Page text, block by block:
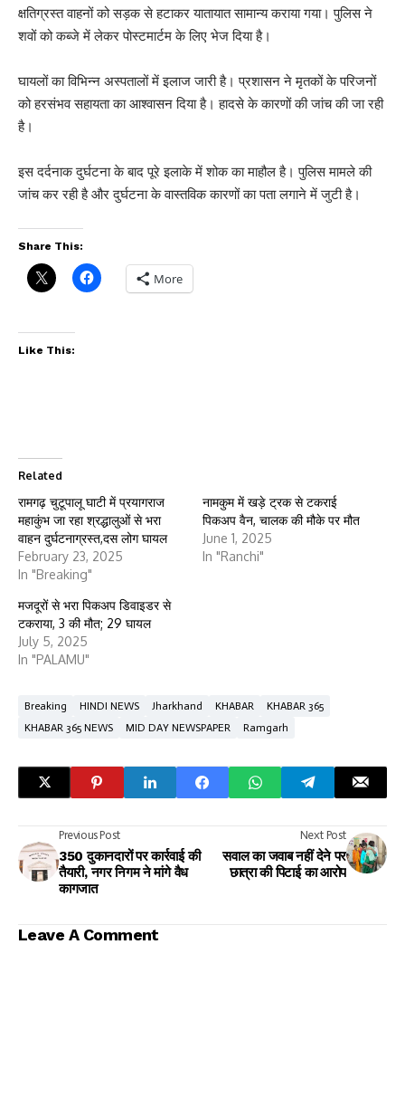
क्षतिग्रस्त वाहनों को सड़क से हटाकर यातायात सामान्य कराया गया। पुलिस ने
शवों को कब्जे में लेकर पोस्टमार्टम के लिए भेज दिया है।
घायलों का विभिन्न अस्पतालों में इलाज जारी है। प्रशासन ने मृतकों के परिजनों
को हरसंभव सहायता का आश्वासन दिया है। हादसे के कारणों की जांच की जा रही
है।
इस दर्दनाक दुर्घटना के बाद पूरे इलाके में शोक का माहौल है। पुलिस मामले की
जांच कर रही है और दुर्घटना के वास्तविक कारणों का पता लगाने में जुटी है।
Share This:
More
Like This:
Related
रामगढ़ चुटूपालू घाटी में प्रयागराज
महाकुंभ जा रहा श्रद्धालुओं से भरा
वाहन दुर्घटनाग्रस्त,दस लोग घायल
February 23, 2025
In "Breaking"
नामकुम में खड़े ट्रक से टकराई
पिकअप वैन, चालक की मौके पर मौत
June 1, 2025
In "Ranchi"
मजदूरों से भरा पिकअप डिवाइडर से
टकराया, 3 की मौत; 29 घायल
July 5, 2025
In "PALAMU"
Breaking HINDI NEWS Jharkhand KHABAR
KHABAR 365
KHABAR 365 NEWS
MID DAY NEWSPAPER Ramgarh
Previous Post
350 दुकानदारों पर कार्रवाई की
तैयारी, नगर निगम ने मांगे वैध
कागजात
Next Post
सवाल का जवाब नहीं देने पर
छात्रा की पिटाई का आरोप
Leave A Comment